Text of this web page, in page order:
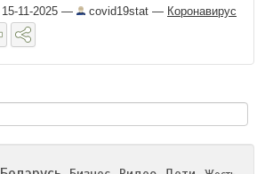
15-11-2025 — covid19stat — Коронавирус